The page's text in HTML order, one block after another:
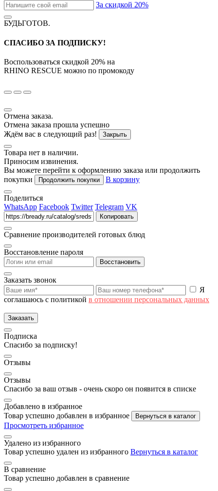
За скидкой 20%
БУДЬГОТОВ.
СПАСИБО ЗА ПОДПИСКУ!
Воспользоваться скидкой 20% на
RHINO RESCUE можно по промокоду
Отмена заказа.
Отмена заказа прошла успешно
Ждём вас в следующий раз!
Закрыть
Товара нет в наличии.
Приносим извинения.
Вы можете перейти к оформлению заказа или продолжить
покупки
Продолжить покупки В корзину
Поделиться
WhatsApp Facebook Twitter Telegram VK
Копировать
Сравнение производителей готовых блюд
Восстановление пароля
Восстановить
Заказать звонок
Я
соглашаюсь с политикой в отношении персональных данных
Заказать
Подписка
Спасибо за подписку!
Отзывы
Отзывы
Спасибо за ваш отзыв - очень скоро он появится в списке
Добавлено в избранное
Товар успешно добавлен в избранное
Вернуться в каталог
Просмотреть избранное
Удалено из избранного
Товар успешно удален из избранного Вернуться в каталог
В сравнение
Товар успешно добавлен в сравнение